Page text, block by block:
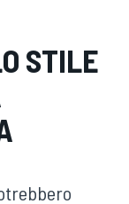
STILE